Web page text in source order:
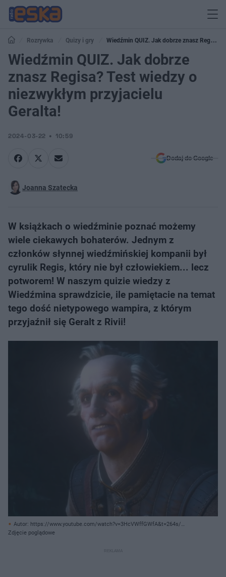
Rozrywka Quizy i gry
Wiedźmin QUIZ. Jak dobrze znasz Regisa?
Test wiedzy o niezwykłym przyjacielu Geralta!
Wiedźmin QUIZ. Jak dobrze
znasz Regisa? Test wiedzy o
niezwykłym przyjacielu
Geralta!
2024-03-22 10:59
Dodaj do Google
Joanna Szatecka
W książkach o wiedźminie poznać możemy
wiele ciekawych bohaterów. Jednym z
członków słynnej wiedźmińskiej kompanii był
cyrulik Regis, który nie był człowiekiem... lecz
potworem! W naszym quizie wiedzy z
Wiedźmina sprawdzicie, ile pamiętacie na temat
tego dość nietypowego wampira, z którym
przyjaźnił się Geralt z Rivii!
Autor: https://www.youtube.com/watch?v=3HcVWffGWfA&t=264s/
Archiwum prywatne
Zdjęcie poglądowe